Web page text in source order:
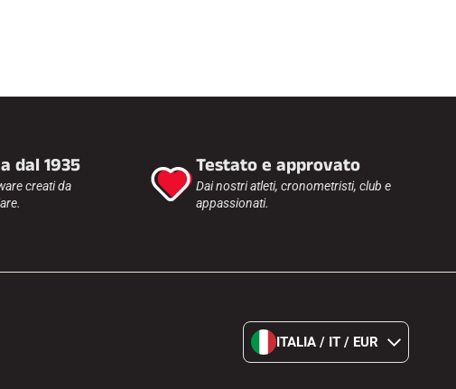
dal 1935
creati da
Testato e approvato
Dai nostri atleti, cronometristi, club e
appassionati.
ITALIA / IT / EUR